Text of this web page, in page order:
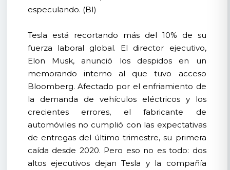
especulando. (BI)
Tesla está recortando más del 10% de su
fuerza laboral global. El director ejecutivo,
Elon Musk, anunció los despidos en un
memorando interno al que tuvo acceso
Bloomberg. Afectado por el enfriamiento de
la demanda de vehículos eléctricos y los
crecientes errores, el fabricante de
automóviles no cumplió con las expectativas
de entregas del último trimestre, su primera
caída desde 2020. Pero eso no es todo: dos
altos ejecutivos dejan Tesla y la compañía